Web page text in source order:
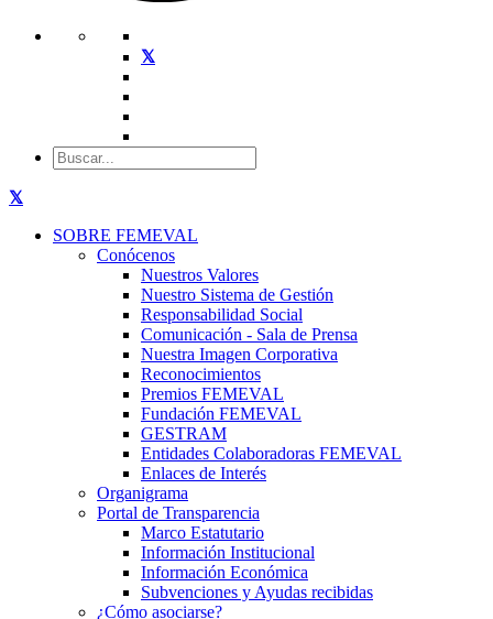
SOBRE FEMEVAL
Conócenos
Nuestros Valores
Nuestro Sistema de Gestión
Responsabilidad Social
Comunicación - Sala de Prensa
Nuestra Imagen Corporativa
Reconocimientos
Premios FEMEVAL
Fundación FEMEVAL
GESTRAM
Entidades Colaboradoras FEMEVAL
Enlaces de Interés
Organigrama
Portal de Transparencia
Marco Estatutario
Información Institucional
Información Económica
Subvenciones y Ayudas recibidas
¿Cómo asociarse?